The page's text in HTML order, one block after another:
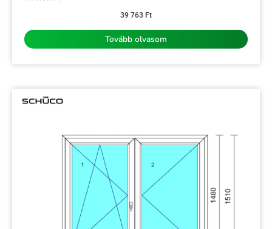
39 763 Ft
Tovább olvasom